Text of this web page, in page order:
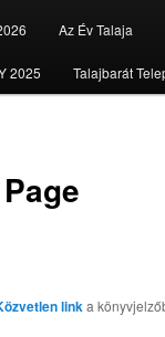
Az Év Talaja
2025 Talajbarát
linka